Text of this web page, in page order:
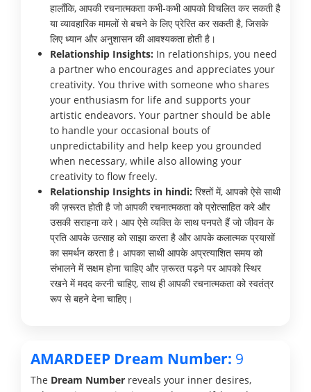
हालाँकि, आपकी रचनात्मकता कभी-कभी आपको विचलित कर सकती है
या व्यावहारिक मामलों से बचने के लिए प्रेरित कर सकती है, जिसके
लिए ध्यान और अनुशासन की आवश्यकता होती है।
Relationship Insights: In relationships, you need
a partner who encourages and appreciates your
creativity. You thrive with someone who shares
your enthusiasm for life and supports your
artistic endeavors. Your partner should be able
to handle your occasional bouts of
unpredictability and help keep you grounded
when necessary, while also allowing your
creativity to flow freely.
Relationship Insights in hindi: रिश्तों में, आपको ऐसे साथी
की ज़रूरत होती है जो आपकी रचनात्मकता को प्रोत्साहित करे और
उसकी सराहना करे। आप ऐसे व्यक्ति के साथ पनपते हैं जो जीवन के
प्रति आपके उत्साह को साझा करता है और आपके कलात्मक प्रयासों
का समर्थन करता है। आपका साथी आपके अप्रत्याशित समय को
संभालने में सक्षम होना चाहिए और ज़रूरत पड़ने पर आपको स्थिर
रखने में मदद करनी चाहिए, साथ ही आपकी रचनात्मकता को स्वतंत्र
रूप से बहने देना चाहिए।
AMARDEEP Dream Number: 9
The Dream Number reveals your inner desires,